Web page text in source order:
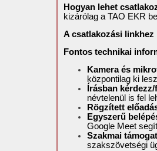
Hogyan lehet
kizárólag a TAO EKR
A csatlakozási
Fontos technikai
Kamera és
központilag ki
Írásban
névtelenül is fel
Rögzített
Egyszerű
Google Meet
Szakmai
szakszövetségi